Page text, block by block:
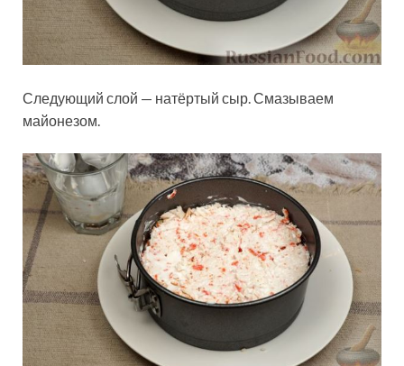
Следующий слой — натёртый сыр. Смазываем
майонезом.